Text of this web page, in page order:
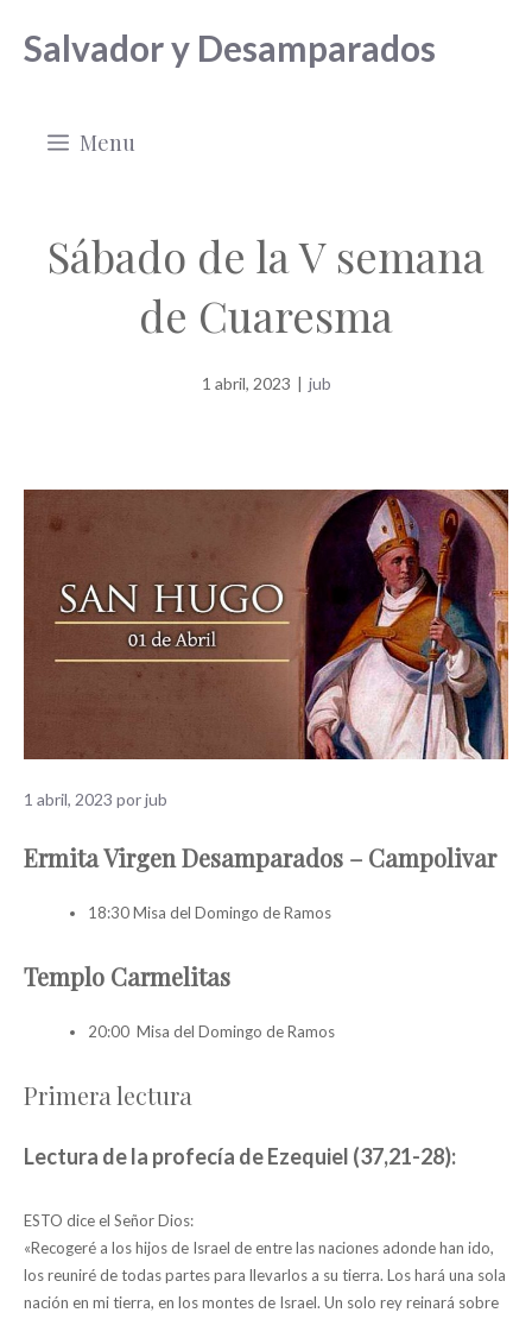
Salvador y Desamparados
Menu
Sábado de la V semana
de Cuaresma
1 abril, 2023 | jub
1 abril, 2023 porjub
Ermita Virgen Desamparados – Campolivar
18:30 Misa del Domingo de Ramos
Templo Carmelitas
20:00 Misa del Domingo de Ramos
Primera lectura
Lectura de la profecía de Ezequiel (37,21-28):
ESTO dice el Señor Dios:
«Recogeré a los hijos de Israel de entre las naciones adonde han ido,
los reuniré de todas partes para llevarlos a su tierra. Los hará una sola
nación en mi tierra, en los montes de Israel. Un solo rey reinará sobre